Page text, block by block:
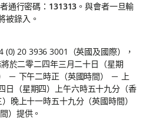
通行密碼： 131313 。與會者一旦輸
被錄入。
(0) 20 3936 3001（英國及國際），
於二零二四年三月二十日（星期
－ 下午二時正（英國時間） － 上
日（星期四）上午六時五十九分（香
晚上十一時五十九分（英國時間）
）提供。